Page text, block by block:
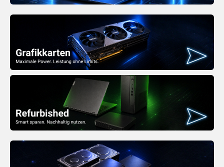
Mehr erfahren
Mehr erfahren
Mehr erfahren